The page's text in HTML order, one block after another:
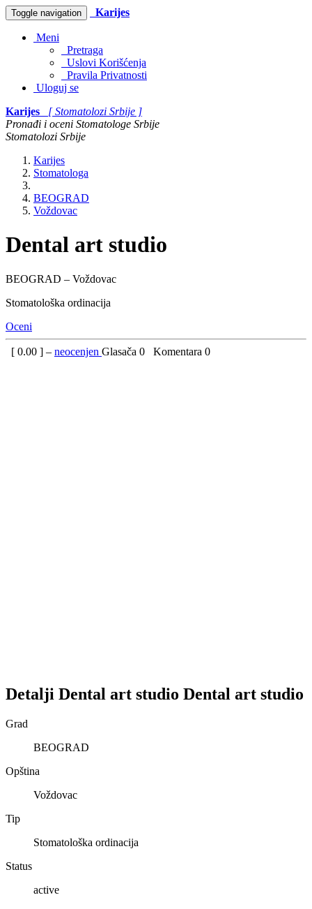
Toggle navigation Karijes
Meni
Pretraga
Uslovi Korišćenja
Pravila Privatnosti
Uloguj se
Karijes
[ Stomatolozi Srbije ]
Pronađi i oceni Stomatologe Srbije
Stomatolozi Srbije
Karijes
Stomatologa
BEOGRAD
Voždovac
Dental art studio
BEOGRAD – Voždovac
Stomatološka ordinacija
Oceni
[ 0.00 ] – neocenjen Glasača 0 Komentara 0
Detalji Dental art studio Dental art studio
Grad
BEOGRAD
Opština
Voždovac
Tip
Stomatološka ordinacija
Status
active